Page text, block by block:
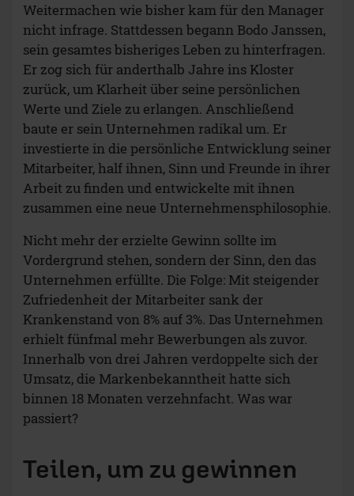
Weitermachen wie bisher kam für den Manager
nicht infrage. Stattdessen begann Bodo Janssen,
sein gesamtes bisheriges Leben zu hinterfragen.
Er zog sich für anderthalb Jahre ins Kloster
zurück, um Klarheit über seine persönlichen
Werte und Ziele zu erlangen. Anschließend
baute er sein Unternehmen radikal um. Er
investierte in die persönliche Entwicklung seiner
Mitarbeiter, half ihnen, Sinn und Freunde in ihrer
Arbeit zu finden und entwickelte mit ihnen
zusammen eine neue Unternehmensphilosophie.
Nicht mehr der erzielte Gewinn sollte im
Vordergrund stehen, sondern der Sinn, den das
Unternehmen erfüllte. Die Folge: Mit steigender
Zufriedenheit der Mitarbeiter sank der
Krankenstand von 8% auf 3%. Das Unternehmen
erhielt fünfmal mehr Bewerbungen als zuvor.
Innerhalb von drei Jahren verdoppelte sich der
Umsatz, die Markenbekanntheit hatte sich
binnen 18 Monaten verzehnfacht. Was war
passiert?
Teilen, um zu gewinnen